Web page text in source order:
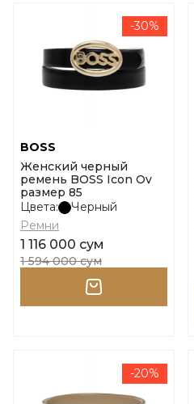
-30%
BOSS
Женский черный
ремень BOSS Icon Ov
размер 85
Цвета:
Черный
Ремни
1 116 000 сум
1 594 000 сум
-20%